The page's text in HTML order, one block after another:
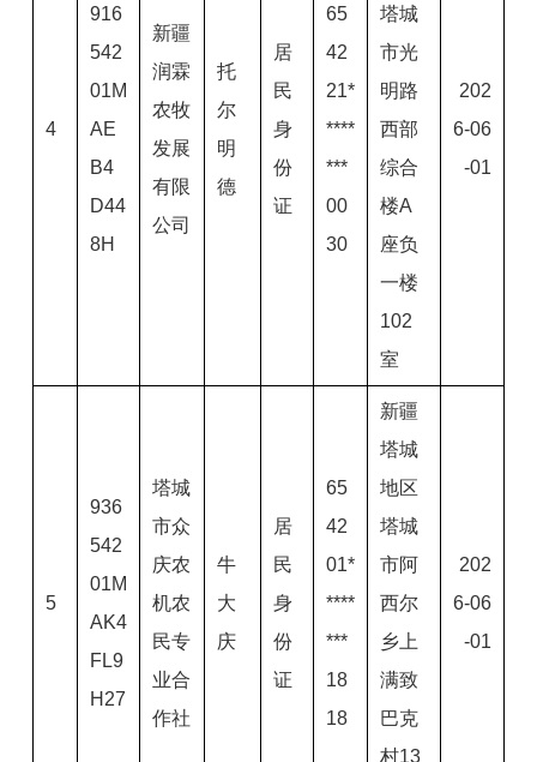
4
916
542
01M
AE
B4
D44
8H
新疆
润霖
农牧
发展
有限
公司
托
尔
明
德
居
民
身
份
证
65
42
21*
****
***
00
30
塔城
市光
明路
西部
综合
楼A
座负
一楼
102
室
202
6-06
-01
5
936
542
01M
AK4
FL9
H27
塔城
市众
庆农
机农
民专
业合
作社
牛
大
庆
居
民
身
份
证
65
42
01*
****
***
18
18
新疆
塔城
地区
塔城
市阿
西尔
乡上
满致
巴克
村13
202
6-06
-01